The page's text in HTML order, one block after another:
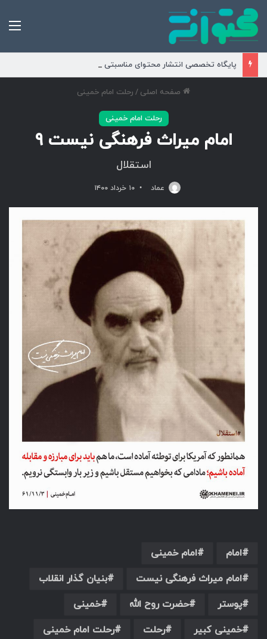
پایگاه تخصصی انتشار محتوای مناسبتی و موضوعی
صفحه اصلی / رحلت امام خمینی
رحلت امام خمینی
امام میراث فرهنگی نیست ۹
استقلال
عماد ۱۰ خرداد ۱۴۰۰
امام
امام خمینی
امام میراث فرهنگی نیست
بنیان گذار انقلاب
پوستر
حضرت روح الله
خمینی
خمینی کبیر
رحلت
رحلت امام خمینی